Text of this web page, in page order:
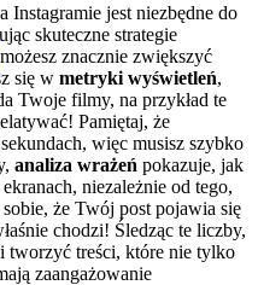
Instagramie jest niezbędne do
skuteczne strategie
znacznie zwiększyć
się w metryki wyświetleń,
Twoje filmy, na przykład te
Pamiętaj, że
więc musisz szybko
analiza wrażeń pokazuje, jak
niezależnie od tego,
że Twój post pojawia się
chodzi! Śledząc te liczby,
tworzyć treści, które nie tylko
zaangażowanie